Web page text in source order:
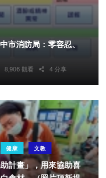
市消防局：零容忍、
8,906 觀看 4 分享
健康 文教
計畫」，用來協助喜